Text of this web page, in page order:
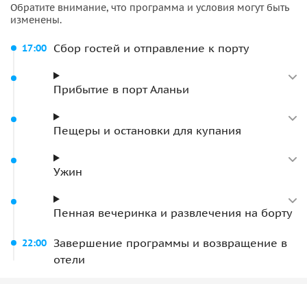
Обратите внимание, что программа и условия могут быть
изменены.
17:00 Сбор гостей и отправление к порту
Прибытие в порт Аланьи
Пещеры и остановки для купания
Ужин
Пенная вечеринка и развлечения на борту
22:00
Завершение программы и возвращение в
отели